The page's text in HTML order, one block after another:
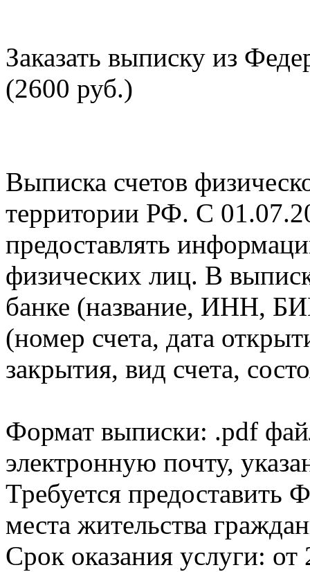
Заказать выписку из
(2600 руб.)
Выписка счетов
территории РФ. С
предоставлять
физических лиц. В
банке (название, ИНН,
(номер счета, дата
закрытия, вид счета,
Формат выписки: .pdf
электронную почту,
Требуется
места жительства
Срок оказания услуги: от